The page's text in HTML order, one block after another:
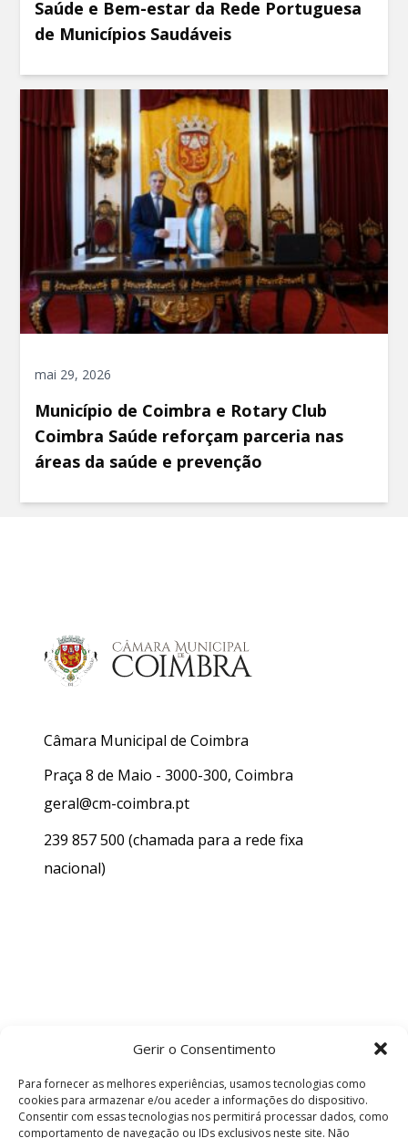
Gerir o Consentimento
Para fornecer as melhores experiências, usamos tecnologias como
cookies para armazenar e/ou aceder a informações do dispositivo.
Consentir com essas tecnologias nos permitirá processar dados, como
comportamento de navegação ou IDs exclusivos neste site. Não
Saúde e Bem-estar da Rede Portuguesa
de Municípios Saudáveis
mai 29, 2026
Município de Coimbra e Rotary Club
Coimbra Saúde reforçam parceria nas
áreas da saúde e prevenção
Câmara Municipal de Coimbra
Praça 8 de Maio - 3000-300, Coimbra
geral@cm-coimbra.pt
239 857 500 (chamada para a rede fixa
nacional)